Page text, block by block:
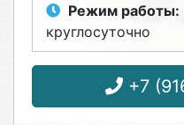
Режим работы:
круглосуточно
+7